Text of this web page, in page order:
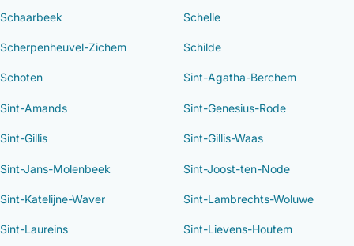
Schaarbeek Schelle
Scherpenheuvel-Zichem Schilde
Schoten Sint-Agatha-Berchem
Sint-Amands Sint-Genesius-Rode
Sint-Gillis Sint-Gillis-Waas
Sint-Jans-Molenbeek Sint-Joost-ten-Node
Sint-Katelijne-Waver Sint-Lambrechts-Woluwe
Sint-Laureins Sint-Lievens-Houtem